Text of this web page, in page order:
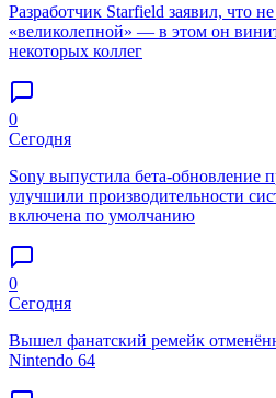
Разработчик Starfield заявил, что
«великолепной» — в этом он
некоторых коллег
0
Сегодня
Sony выпустила бета-
улучшили производительности
включена по умолчанию
0
Сегодня
Вышел фанатский ремейк
Nintendo 64